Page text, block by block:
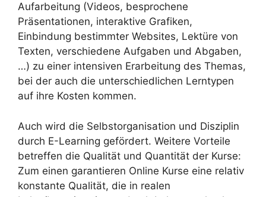
Aufarbeitung (Videos, besprochene
Präsentationen, interaktive Grafiken,
Einbindung bestimmter Websites, Lektüre von
Texten, verschiedene Aufgaben und Abgaben,
…) zu einer intensiven Erarbeitung des Themas,
bei der auch die unterschiedlichen Lerntypen
auf ihre Kosten kommen.
Auch wird die Selbstorganisation und Disziplin
durch E-Learning gefördert. Weitere Vorteile
betreffen die Qualität und Quantität der Kurse:
Zum einen garantieren Online Kurse eine relativ
konstante Qualität, die in realen